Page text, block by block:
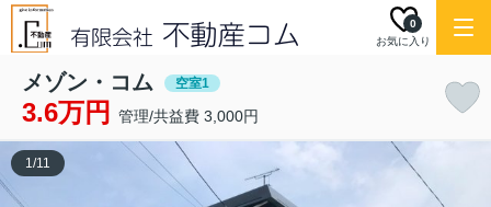
お気に入り
0
メゾン・コム 空室1
3.6万円 管理/共益費 3,000円
1/11